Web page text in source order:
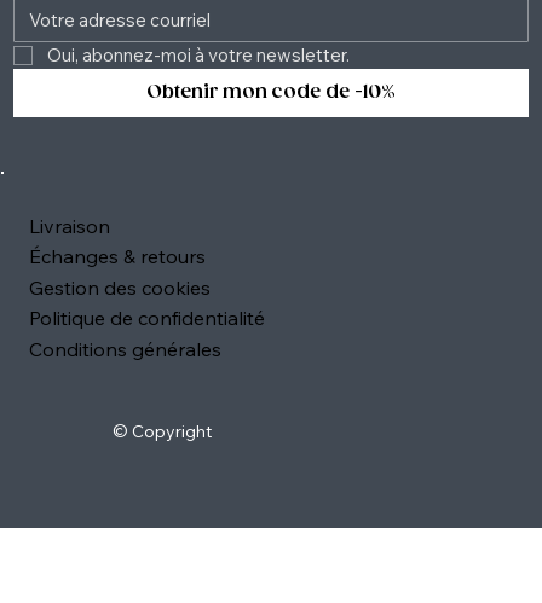
Obtenir mon code de -10%
Échanges & retours
Livraison
Conditions générales
Politique de confidentialité
Gestion des cookies
© Copyright